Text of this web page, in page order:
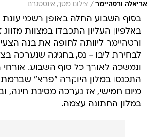
אריאלה ורטהיימר / צילום מסך, אינסטגרם
בסוף השבוע החלה באופן רשמי עונת
באלפיון העליון התכבדו במצוות מזווג
ורטהיימר ליוותה לחופה את בנה
לבחירת ליבו - נס, בחגיגה שנערכה
ונמשכה לאורך כל סוף השבוע. אורחי
התכנסו במלון היוקרה "פרא" שברמת
מיום חמישי, אז נערכה מסיבת חינה,
במלון החתונה עצמה.